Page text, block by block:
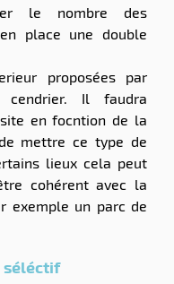
le nombre des
place une double
proposées par
Il faudra
en focntion de la
mettre ce type de
lieux cela peut
cohérent avec la
exemple un parc de
séléctif